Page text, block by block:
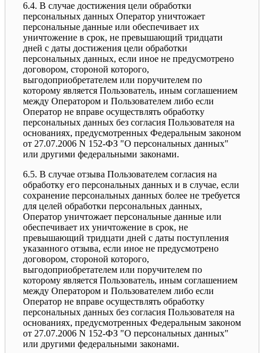
6.4. В случае достижения цели обработки
персональных данных Оператор уничтожает
персональные данные или обеспечивает их
уничтожение в срок, не превышающий тридцати
дней с даты достижения цели обработки
персональных данных, если иное не предусмотрено
договором, стороной которого,
выгодоприобретателем или поручителем по
которому является Пользователь, иным соглашением
между Оператором и Пользователем либо если
Оператор не вправе осуществлять обработку
персональных данных без согласия Пользователя на
основаниях, предусмотренных Федеральным законом
от 27.07.2006 N 152-ФЗ "О персональных данных"
или другими федеральными законами.
6.5. В случае отзыва Пользователем согласия на
обработку его персональных данных и в случае, если
сохранение персональных данных более не требуется
для целей обработки персональных данных,
Оператор уничтожает персональные данные или
обеспечивает их уничтожение в срок, не
превышающий тридцати дней с даты поступления
указанного отзыва, если иное не предусмотрено
договором, стороной которого,
выгодоприобретателем или поручителем по
которому является Пользователь, иным соглашением
между Оператором и Пользователем либо если
Оператор не вправе осуществлять обработку
персональных данных без согласия Пользователя на
основаниях, предусмотренных Федеральным законом
от 27.07.2006 N 152-ФЗ "О персональных данных"
или другими федеральными законами.